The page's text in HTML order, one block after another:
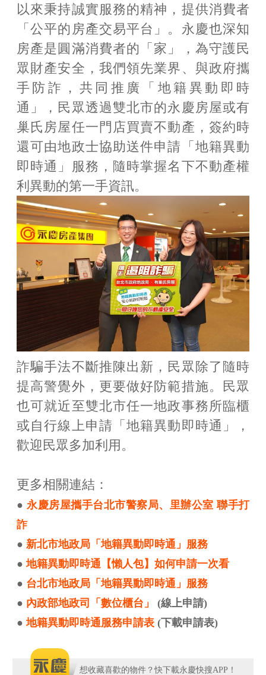
以來秉持誠實服務的精神，提供消費者
「公平的房產交易平台」。永慶也深知
房產是圓滿消費者的「家」，為守護民
眾財產安全，我們領先業界、與政府攜
手防詐，共同推廣「地籍異動即時
通」，民眾透過雙北市的永慶房屋或有
巢氏房屋任一門店買賣不動產，簽約時
還可由地政士協助送件申請「地籍異動
即時通」服務，隨時掌握名下不動產權
利異動的第一手資訊。
詐騙手法不斷推陳出新，民眾除了隨時
提高警覺外，更要做好防範措施。民眾
也可就近至雙北市任一地政事務所臨櫃
或自行線上申請「地籍異動即時通」，
歡迎民眾多加利用。
更多相關連結：
● 永慶房屋攜手台北市警察局、里辦公室 聯手打
詐
● 新北市地政局「地籍異動即時通」服務
●地籍異動即時通【懶人包】如何申請一次看
● 台北市地政局「地籍異動即時通」服務
● 內政部地政司「數位櫃台」
(線上申請)
●地籍異動即時通服務申請表 (下載申請表)
想收藏喜歡的物件？快下載永慶快搜APP！